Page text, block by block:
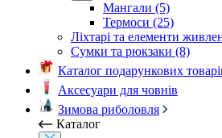
Мангали (5)
Термоси (25)
Ліхтарі та елементи
Сумки та рюкзаки (8)
Каталог подарункових
Аксесуари для човнів
Зимова риболовля
Каталог